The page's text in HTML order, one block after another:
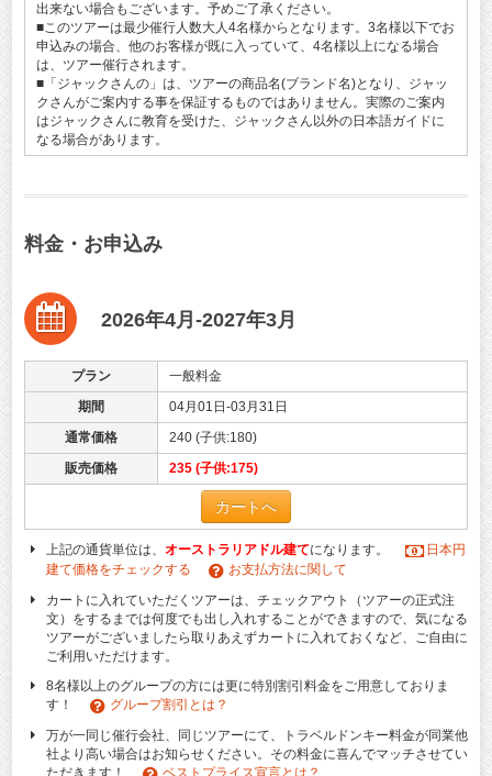
出来ない場合もございます。予めご了承ください。
■このツアーは最少催行人数大人4名様からとなります。3名様以下でお
申込みの場合、他のお客様が既に入っていて、4名様以上になる場合
は、ツアー催行されます。
■「ジャックさんの」は、ツアーの商品名(ブランド名)となり、ジャッ
クさんがご案内する事を保証するものではありません。実際のご案内
はジャックさんに教育を受けた、ジャックさん以外の日本語ガイドに
なる場合があります。
料金・お申込み
2026年4月-2027年3月
プラン
一般料金
期間
04月01日-03月31日
通常価格
240 (子供:180)
販売価格
235 (子供:175)
カートへ
上記の通貨単位は、 オーストラリアドル建てになります。
日本円
建て価格をチェックする
お支払方法に関して
カートに入れていただくツアーは、チェックアウト（ツアーの正式注
文）をするまでは何度でも出し入れすることができますので、気になる
ツアーがございましたら取りあえずカートに入れておくなど、ご自由に
ご利用いただけます。
8名様以上のグループの方には更に特別割引料金をご用意しておりま
す！
グループ割引とは？
万が一同じ催行会社、同じツアーにて、トラベルドンキー料金が同業他
社より高い場合はお知らせください。その料金に喜んでマッチさせてい